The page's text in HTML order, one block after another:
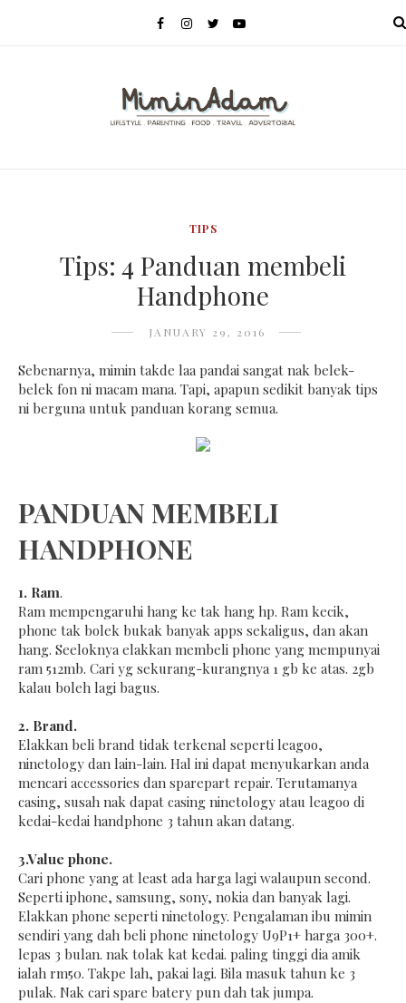
TIPS
Tips: 4 Panduan membeli
Handphone
JANUARY 29, 2016
Sebenarnya, mimin takde laa pandai sangat nak belek-
belek fon ni macam mana. Tapi, apapun sedikit banyak tips
ni berguna untuk panduan korang semua.
PANDUAN MEMBELI
HANDPHONE
1. Ram.
Ram mempengaruhi hang ke tak hang hp. Ram kecik,
phone tak bolek bukak banyak apps sekaligus, dan akan
hang. Seeloknya elakkan membeli phone yang mempunyai
ram 512mb. Cari yg sekurang-kurangnya 1 gb ke atas. 2gb
kalau boleh lagi bagus.
2. Brand.
Elakkan beli brand tidak terkenal seperti leagoo,
ninetology dan lain-lain. Hal ini dapat menyukarkan anda
mencari accessories dan sparepart repair. Terutamanya
casing, susah nak dapat casing ninetology atau leagoo di
kedai-kedai handphone 3 tahun akan datang.
3.Value phone.
Cari phone yang at least ada harga lagi walaupun second.
Seperti iphone, samsung, sony, nokia dan banyak lagi.
Elakkan phone seperti ninetology. Pengalaman ibu mimin
sendiri yang dah beli phone ninetology U9P1+ harga 300+.
lepas 3 bulan. nak tolak kat kedai. paling tinggi dia amik
ialah rm50. Takpe lah, pakai lagi. Bila masuk tahun ke 3
pulak. Nak cari spare batery pun dah tak jumpa.